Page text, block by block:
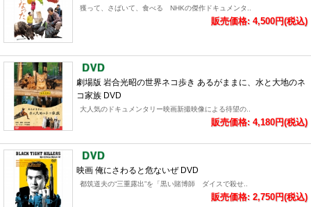
獲って、さばいて、食べる NHKの傑作ドキュメンタ..
販売価格: 4,500円(税込)
劇場版 岩合光昭の世界ネコ歩き あるがままに、水と大地のネ
コ家族 DVD
大人気のドキュメンタリー映画新撮映像による待望の..
販売価格: 4,180円(税込)
映画 俺にさわると危ないぜ DVD
都筑道夫の“三重露出”を「黒い賭博師 ダイスで殺せ..
販売価格: 2,750円(税込)